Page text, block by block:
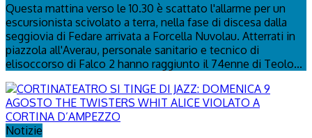
Questa mattina verso le 10.30 è scattato l'allarme per un
escursionista scivolato a terra, nella fase di discesa dalla
seggiovia di Fedare arrivata a Forcella Nuvolau. Atterrati in
piazzola all'Averau, personale sanitario e tecnico di
elisoccorso di Falco 2 hanno raggiunto il 74enne di Teolo...
Notizie